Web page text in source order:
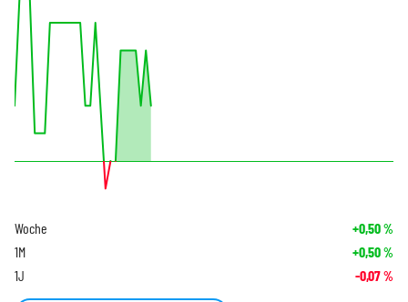
Woche +0,50%
1M +0,50%
1J -0,07%